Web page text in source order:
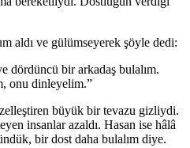
aldı ve gülümseyerek şöyle dedi:
dördüncü bir arkadaş bulalım.
onu dinleyelim.”
büyük bir tevazu gizliydi.
insanlar azaldı. Hasan ise hâlâ
bir dost daha bulalım diye.